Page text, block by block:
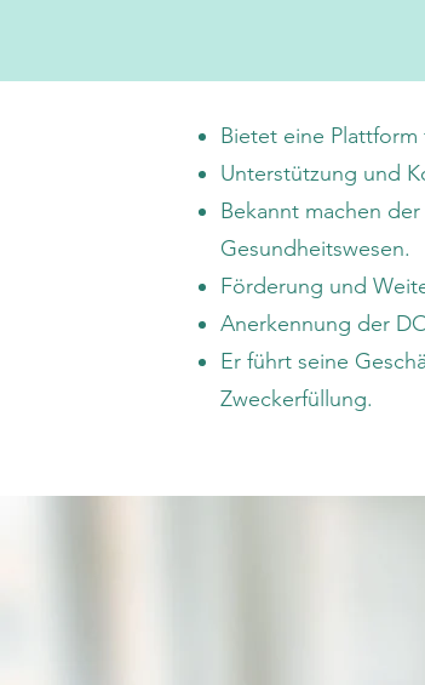
Bietet eine
Unterstützung und
Bekannt machen
Gesundheitswesen.
Förderung und
Anerkennung der
Er führt seine
Zweckerfüllung.